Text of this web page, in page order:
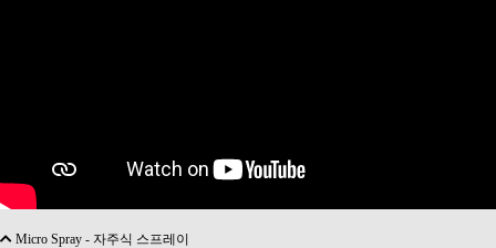
Micro Spray - 자주식 스프레이